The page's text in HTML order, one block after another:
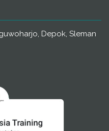
Depok, Sleman